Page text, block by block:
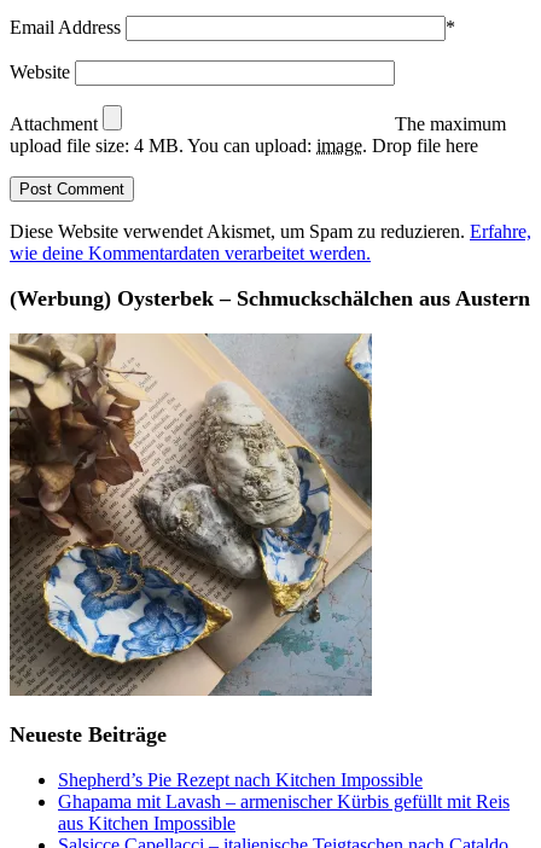
Email Address *
Website
Attachment
The maximum
upload file size: 4 MB. You can upload: image. Drop file here
Diese Website verwendet Akismet, um Spam zu reduzieren. Erfahre,
wie deine Kommentardaten verarbeitet werden.
(Werbung) Oysterbek – Schmuckschälchen aus Austern
Neueste Beiträge
Shepherd’s Pie Rezept nach Kitchen Impossible
Ghapama mit Lavash – armenischer Kürbis gefüllt mit Reis
aus Kitchen Impossible